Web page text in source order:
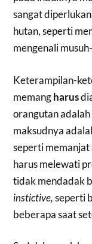
sangat
hutan, seperti
mengenali
Keterampilan-
memangharus
orangutan
maksudnya
seperti
harus melewati
tidak mendadak
instictive,seperti
beberapa saat